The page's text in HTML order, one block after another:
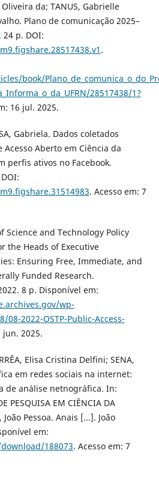
da; TANUS, Gabrielle
Plano de comunicação 2025–
24 p. DOI:
.
book/
28517438/1?
16 jul. 2025.
Gabriela. Dados coletados
Aberto em Ciência da
perfis ativos no Facebook.
. Acesso em: 7
Science and Technology Policy
the Heads of Executive
Ensuring Free, Immediate, and
Funded Research.
8 p. Disponível em:
wp-
2022-OSTP-Public-Access-
jun. 2025.
Elisa Cristina Delfini; SENA,
em redes sociais na internet:
de análise netnográfica. In:
PESQUISA EM CIÊNCIA DA
Pessoa. Anais [...]. João
em:
188073. Acesso em: 7